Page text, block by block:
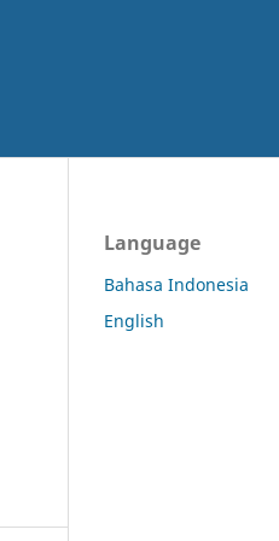
Language
Bahasa Indonesia
English